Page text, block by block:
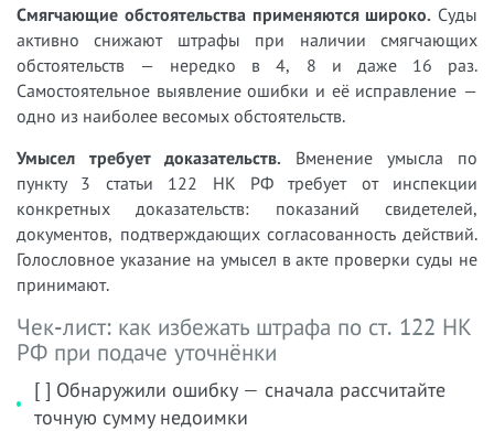
Смягчающие обстоятельства применяются широко. Суды
активно снижают штрафы при наличии смягчающих
обстоятельств — нередко в 4, 8 и даже 16 раз.
Самостоятельное выявление ошибки и её исправление —
одно из наиболее весомых обстоятельств.
Умысел требует доказательств. Вменение умысла по
пункту 3 статьи 122 НК РФ требует от инспекции
конкретных доказательств: показаний свидетелей,
документов, подтверждающих согласованность действий.
Голословное указание на умысел в акте проверки суды не
принимают.
Чек-лист: как избежать штрафа по ст. 122 НК
РФ при подаче уточнёнки
[ ] Обнаружили ошибку — сначала рассчитайте
точную сумму недоимки